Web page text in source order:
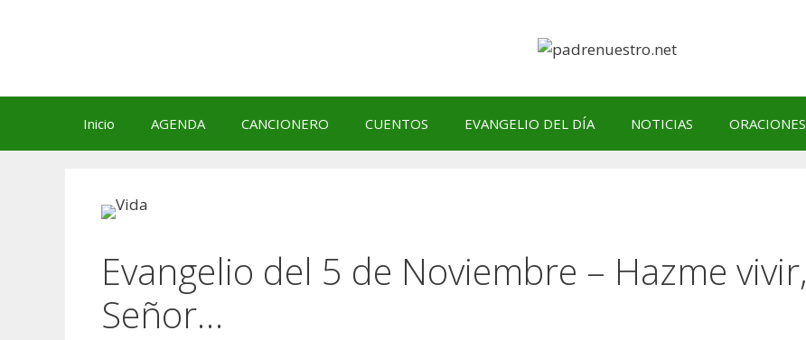
Inicio AGENDA CANCIONERO CUENTOS EVANGELIO DEL DÍA NOTICIAS ORACIONES
Evangelio del 5 de Noviembre – Hazme vivir,
Señor…